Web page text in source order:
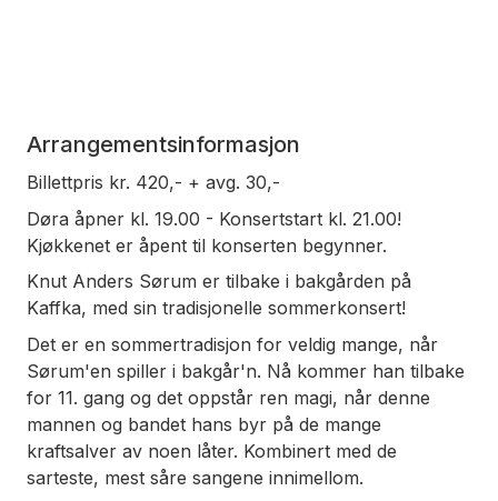
Arrangementsinformasjon
Billettpris kr. 420,- + avg. 30,-
Døra åpner kl. 19.00 - Konsertstart kl. 21.00!
Kjøkkenet er åpent til konserten begynner.
Knut Anders Sørum er tilbake i bakgården på
Kaffka, med sin tradisjonelle sommerkonsert!
Det er en sommertradisjon for veldig mange, når
Sørum'en spiller i bakgår'n. Nå kommer han tilbake
for 11. gang og det oppstår ren magi, når denne
mannen og bandet hans byr på de mange
kraftsalver av noen låter. Kombinert med de
sarteste, mest såre sangene innimellom.